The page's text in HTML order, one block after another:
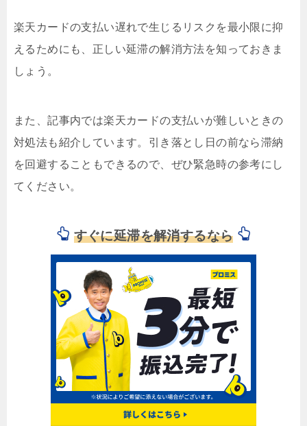
楽天カードの支払い遅れで生じるリスクを最小限に抑
えるためにも、正しい延滞の解消方法を知っておきま
しょう。
また、記事内では楽天カードの支払いが難しいときの
対処法も紹介しています。引き落とし日の前なら滞納
を回避することもできるので、ぜひ緊急時の参考にし
てください。
すぐに延滞を解消するなら